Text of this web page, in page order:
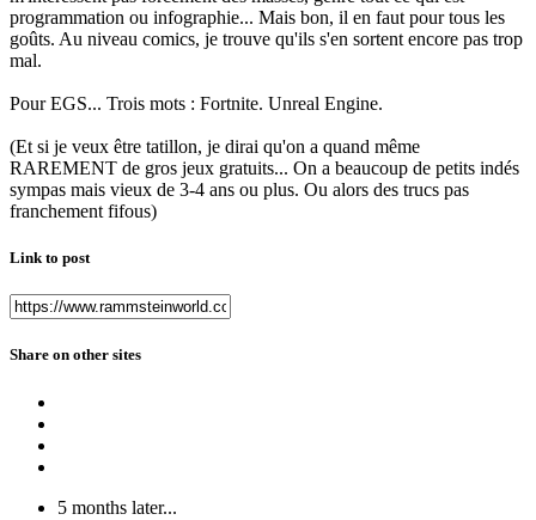
programmation ou infographie... Mais bon, il en faut pour tous les
goûts. Au niveau comics, je trouve qu'ils s'en sortent encore pas trop
mal.
Pour EGS... Trois mots : Fortnite. Unreal Engine.
(Et si je veux être tatillon, je dirai qu'on a quand même
RAREMENT de gros jeux gratuits... On a beaucoup de petits indés
sympas mais vieux de 3-4 ans ou plus. Ou alors des trucs pas
franchement fifous)
Link to post
Share on other sites
5 months later...